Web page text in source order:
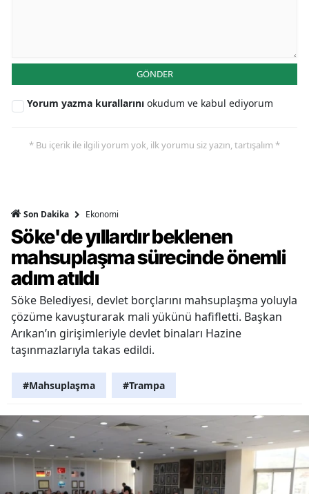
GÖNDER
Yorum yazma kurallarını okudum ve kabul ediyorum
* Bu içerik ile ilgili yorum yok, ilk yorumu siz yazın, tartışalım *
Son Dakika Ekonomi
Söke'de yıllardır beklenen
mahsuplaşma sürecinde önemli
adım atıldı
Söke Belediyesi, devlet borçlarını mahsuplaşma yoluyla
çözüme kavuşturarak mali yükünü hafifletti. Başkan
Arıkan’ın girişimleriyle devlet binaları Hazine
taşınmazlarıyla takas edildi.
#Mahsuplaşma #Trampa